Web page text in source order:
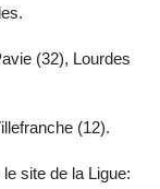
(32), Lourdes
(12).
site de la Ligue: